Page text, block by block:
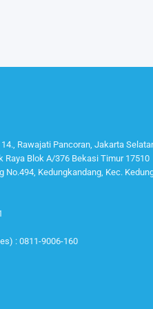
Rawajati Pancoran, Jakarta
Raya Blok A/376 Bekasi Timur 17510
No.494, Kedungkandang, Kec.
: 0811-9006-160